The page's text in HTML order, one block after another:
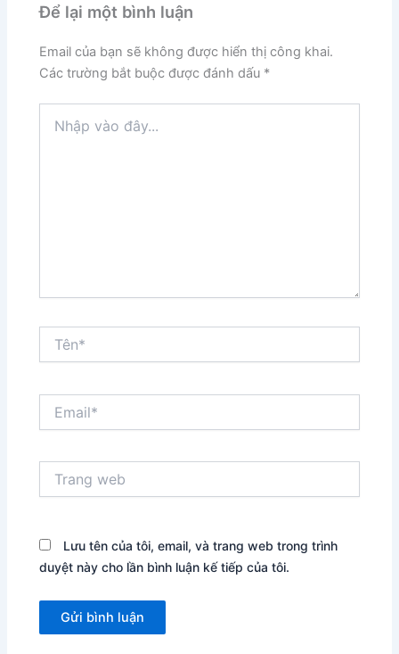
Để lại một bình luận
Email của bạn sẽ không được hiển thị công khai.
Các trường bắt buộc được đánh dấu *
vào
web
Lưu tên của tôi, email, và trang web trong trình
duyệt này cho lần bình luận kế tiếp của tôi.